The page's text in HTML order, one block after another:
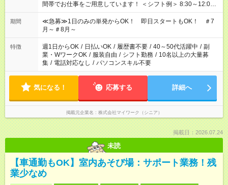
間帯でお仕事をご用意しています！ ＜シフト例＞ 8:30～12:00
17:00～22:00 13:00～22:00 22:00～翌6:00 など
期間
≪急募≫1日のみの単発からOK！ 即日スタートもOK！ ＃7
月～＃8月～
特徴 週1日からOK / 日払いOK / 履歴書不要 / 40～50代活躍中 / 副
業・WワークOK / 服装自由 / シフト勤務 / 10名以上の大量募
集 / 電話対応なし / パソコンスキル不要
気になる！ 応募する 詳細へ
掲載元企業名 株式会社マイワーク（シニア）
掲載日：2026.07.24
未読
【車通勤もOK】室内あそび場：サポート業務！残
業少なめ